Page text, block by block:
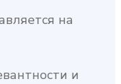
на
и